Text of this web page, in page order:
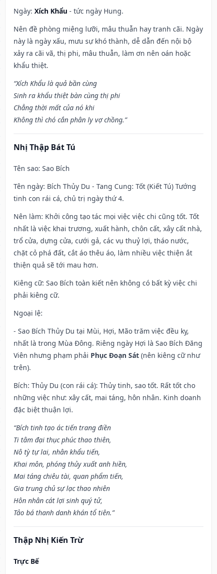
Ngày: Xích Khẩu - tức ngày Hung.
Nên đề phòng miệng lưỡi, mâu thuẫn hay tranh cãi. Ngày
này là ngày xấu, mưu sự khó thành, dễ dẫn đến nội bộ
xảy ra cãi vã, thị phi, mâu thuẫn, làm ơn nên oán hoặc
khẩu thiệt.
“Xích Khẩu là quả bần cùng
Sinh ra khẩu thiệt bàn cùng thị phi
Chẳng thời mất của nó khi
Không thì chó cắn phân ly vợ chồng.”
Nhị Thập Bát Tú
Tên sao: Sao Bích
Tên ngày: Bích Thủy Du - Tang Cung: Tốt (Kiết Tú) Tướng
tinh con rái cá, chủ trị ngày thứ 4.
Nên làm: Khởi công tạo tác mọi việc việc chi cũng tốt. Tốt
nhất là việc khai trương, xuất hành, chôn cất, xây cất nhà,
trổ cửa, dựng cửa, cưới gả, các vụ thuỷ lợi, tháo nước,
chặt cỏ phá đất, cắt áo thêu áo, làm nhiều việc thiện ắt
thiện quả sẽ tới mau hơn.
Kiêng cữ: Sao Bích toàn kiết nên không có bất kỳ việc chi
phải kiêng cữ.
Ngoại lệ:
- Sao Bích Thủy Du tại Mùi, Hợi, Mão trăm việc đều kỵ,
nhất là trong Mùa Đông. Riêng ngày Hợi là Sao Bích Đăng
Viên nhưng phạm phải Phục Đoạn Sát (nên kiêng cữ như
trên).
Bích: Thủy Du (con rái cá): Thủy tinh, sao tốt. Rất tốt cho
những việc như: xây cất, mai táng, hôn nhân. Kinh doanh
đặc biệt thuận lợi.
“Bích tinh tạo ác tiến trang điền
Ti tâm đại thục phúc thao thiên,
Nô tỳ tự lai, nhân khẩu tiến,
Khai môn, phóng thủy xuất anh hiền,
Mai táng chiêu tài, quan phẩm tiến,
Gia trung chủ sự lạc thao nhiên
Hôn nhân cát lợi sinh quý tử,
Tảo bá thanh danh khán tổ tiên.”
Thập Nhị Kiến Trừ
Trực Bế